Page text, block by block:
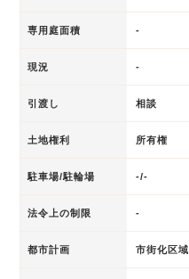
専用庭面積 -
現況 -
引渡し 相談
土地権利 所有権
駐車場/駐輪場 -/-
法令上の制限 -
都市計画 市街化区域